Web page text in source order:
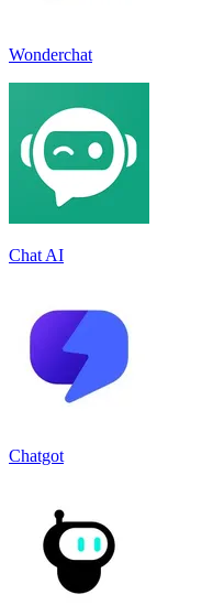
Wonderchat
Chat AI
Chatgot